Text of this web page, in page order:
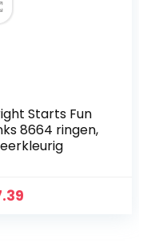
Starts Fun
8664 ringen,